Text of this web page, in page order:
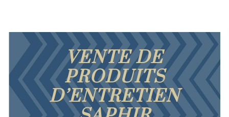
VENTE DE
PRODUITS
D’ENTRETIEN